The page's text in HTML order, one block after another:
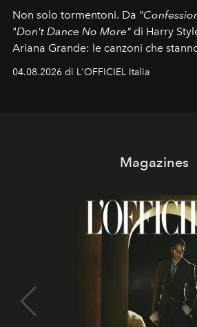
Non solo tormentoni. Da "
"Don't Dance No More" di Harry
Ariana Grande: le canzoni che
colonna sonora della stagione.
04.08.2026 di L'OFFICIEL Italia
Magazines